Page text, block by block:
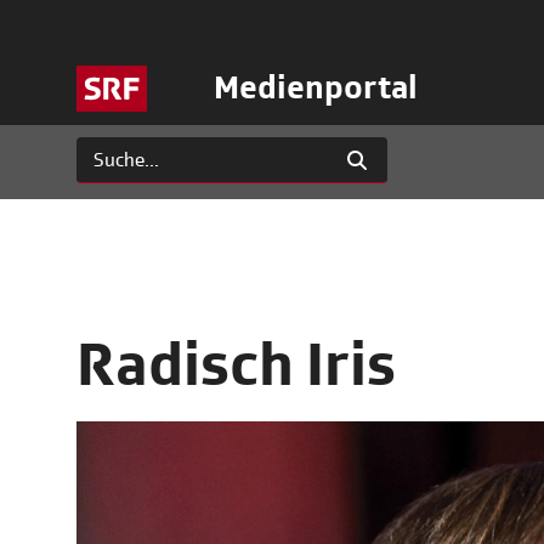
Medienportal
Radisch Iris